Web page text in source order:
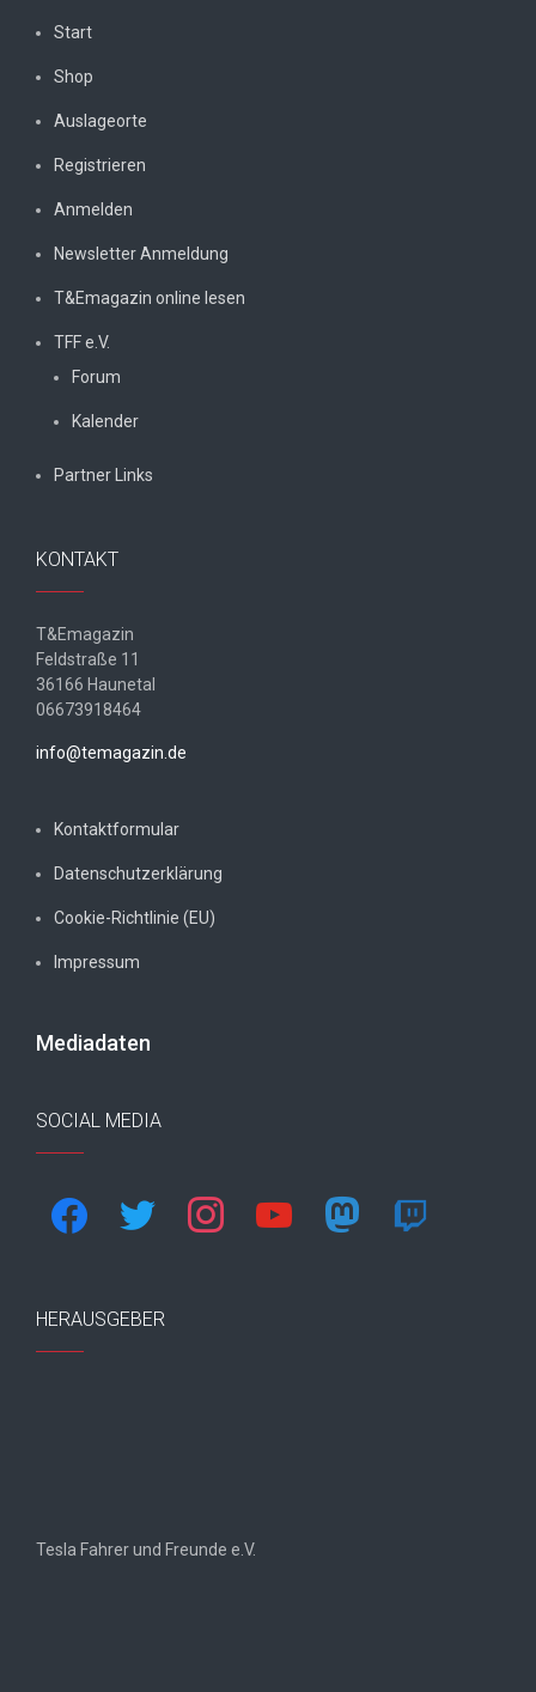
Start
Shop
Auslageorte
Registrieren
Anmelden
Newsletter Anmeldung
T&Emagazin online lesen
TFF e.V.
Forum
Kalender
Partner Links
KONTAKT
T&Emagazin
Feldstraße 11
36166 Haunetal
06673918464
info@temagazin.de
Kontaktformular
Datenschutzerklärung
Cookie-Richtlinie (EU)
Impressum
Mediadaten
SOCIAL MEDIA
facebook twitter instagram youtube mastodon twitch
HERAUSGEBER
Tesla Fahrer und Freunde e.V.